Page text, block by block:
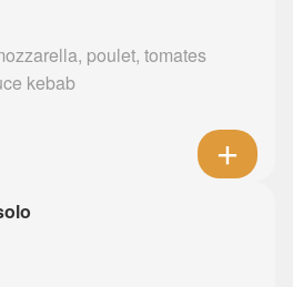
poulet, tomates
kebab